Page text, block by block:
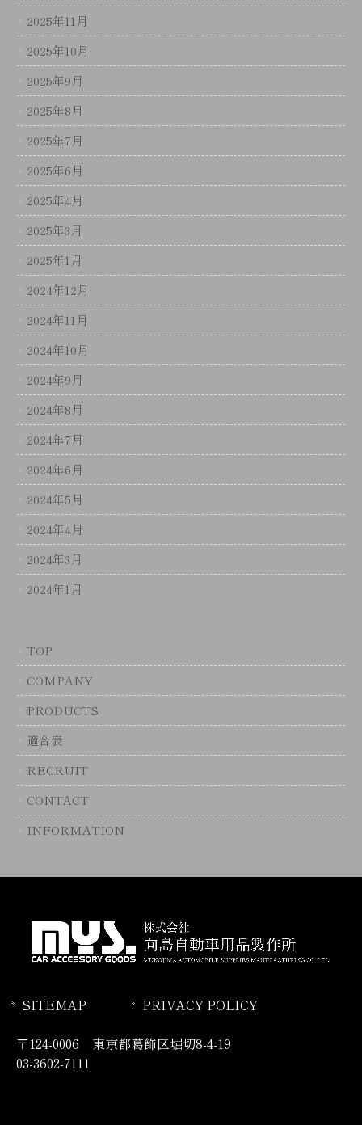
2025年11月
2025年10月
2025年9月
2025年8月
2025年7月
2025年6月
2025年4月
2025年3月
2025年1月
2024年12月
2024年11月
2024年10月
2024年9月
2024年8月
2024年7月
2024年6月
2024年5月
2024年4月
2024年3月
2024年1月
TOP
COMPANY
PRODUCTS
適合表
RECRUIT
CONTACT
INFORMATION
SITEMAP PRIVACY POLICY
〒124-0006 東京都葛飾区堀切8-4-19
03-3602-7111